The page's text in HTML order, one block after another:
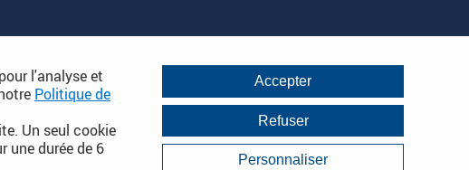
l'analyse et
Politique de
Un seul cookie
une durée de 6
Accepter
Refuser
Personnaliser